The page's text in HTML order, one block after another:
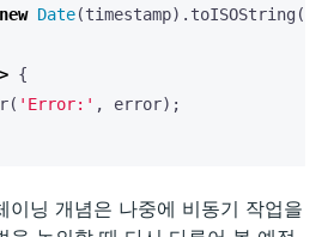
new Date(timestamp). toISOString ());
{
( 'Error:' , error);
이닝 개념은 나중에 비동기 작업을